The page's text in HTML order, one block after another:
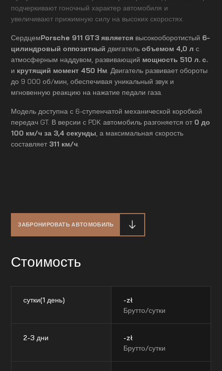
подчеркивают гоночный характер автомобиля и
увеличивают прижимную силу на высоких скоростях.
СердцемPorsche 911 GT3 является высокооборотистый 6-
цилиндровый оппозитный двигательобъемом 4,0 л с
атмосферным наддувом, развивающий мощность 510 л. с.
и крутящий момент 450 Нм . Двигатель развивает обороты
до 9 000 об/мин, обеспечивая уникальный звук и
мгновенную реакцию на нажатие педали газа.
Модель доступна с 6-ступенчатой механической коробкой
передач GT. В версии с PDK автомобиль разгоняется от 0 до
100 км/ч за 3,4 секунды , а максимальная скорость
составляет 311 км/ч
ЗАБРОНИРОВАТЬ АВТОМОБИЛЬ
Стоимость
сутки(1 день) -zł
Брутто/сутки
2-3 дни -zł
Брутто/сутки